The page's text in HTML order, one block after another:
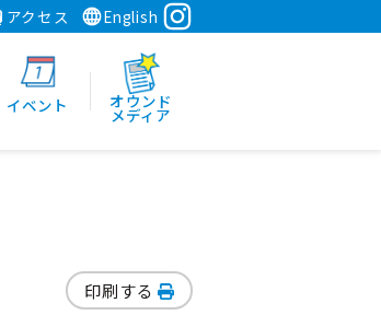
アクセス English
イベント オウンド
メディア
印刷する